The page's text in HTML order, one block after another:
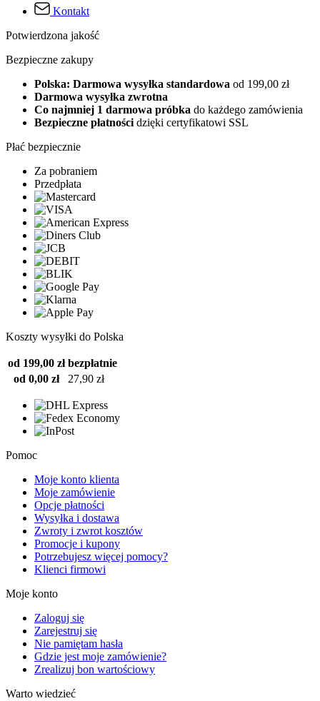
Kontakt
Potwierdzona jakość
Bezpieczne zakupy
Polska: Darmowa wysyłka standardowa od 199,00 zł
Darmowa wysyłka zwrotna
Co najmniej 1 darmowa próbka do każdego zamówienia
Bezpieczne płatności dzięki certyfikatowi SSL
Płać bezpiecznie
Za pobraniem
Przedpłata
Koszty wysyłki do Polska
od 199,00 zł bezpłatnie
od 0,00 zł
27,90 zł
Pomoc
Moje konto klienta
Moje zamówienie
Opcje płatności
Wysyłka i dostawa
Zwroty i zwrot kosztów
Promocje i kupony
Potrzebujesz więcej pomocy?
Klienci firmowi
Moje konto
Zaloguj się
Zarejestruj się
Nie pamiętam hasła
Gdzie jest moje zamówienie?
Zrealizuj bon wartościowy
Warto wiedzieć